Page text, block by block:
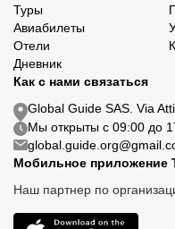
Туры
Авиабилеты
Отели
Дневник
Как с нами связаться
Global Guide SAS. Via
Мы открыты с 09:00 до
Мобильное приложение
Наш партнер по